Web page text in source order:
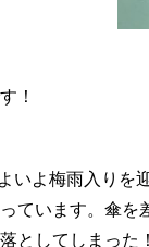
！
いよ梅雨入りを
ています。傘を
としてしまっ